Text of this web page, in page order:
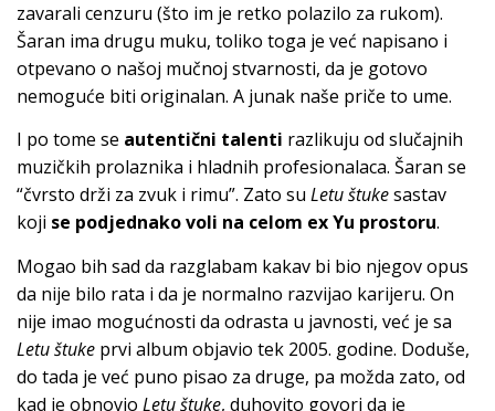
zavarali cenzuru (što im je retko polazilo za rukom).
Šaran ima drugu muku, toliko toga je već napisano i
otpevano o našoj mučnoj stvarnosti, da je gotovo
nemoguće biti originalan. A junak naše priče to ume.
I po tome se autentični talenti razlikuju od slučajnih
muzičkih prolaznika i hladnih profesionalaca. Šaran se
“čvrsto drži za zvuk i rimu”. Zato su Letu štukesastav
koji se podjednako voli na celom ex Yu prostoru.
Mogao bih sad da razglabam kakav bi bio njegov opus
da nije bilo rata i da je normalno razvijao karijeru. On
nije imao mogućnosti da odrasta u javnosti, već je sa
Letu štuke prvi album objavio tek 2005. godine. Doduše,
do tada je već puno pisao za druge, pa možda zato, od
kad je obnovio Letu štuke, duhovito govori da je